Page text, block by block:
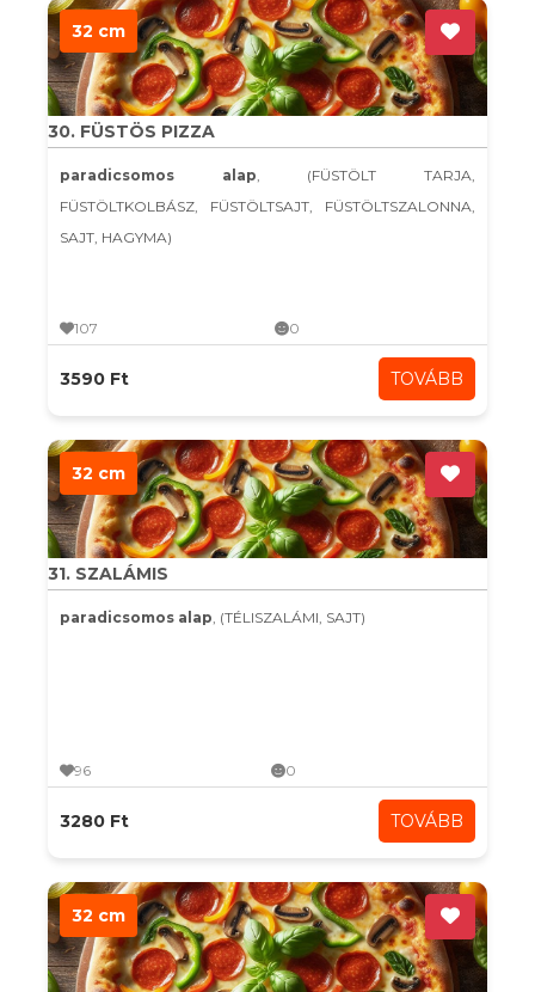
32 cm
30. FÜSTÖS PIZZA
paradicsomos alap, (FÜSTÖLT TARJA,
FÜSTÖLTKOLBÁSZ, FÜSTÖLTSAJT, FÜSTÖLTSZALONNA,
SAJT, HAGYMA)
107 0
3590 Ft TOVÁBB
32 cm
31. SZALÁMIS
paradicsomos alap, (TÉLISZALÁMI, SAJT)
96 0
3280 Ft TOVÁBB
32 cm